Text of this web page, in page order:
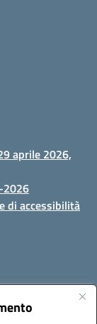
aprile 2026,
2026
di accessibilità